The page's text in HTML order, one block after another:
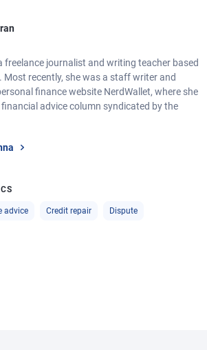
freelance journalist and writing teacher based
Most recently, she was a staff writer and
finance website NerdWallet, where she
advice column syndicated by the
advice Credit repair Dispute